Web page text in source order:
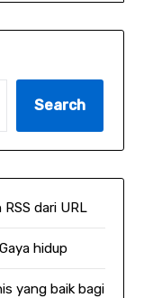
Search
dari URL
hidup
yang baik bagi